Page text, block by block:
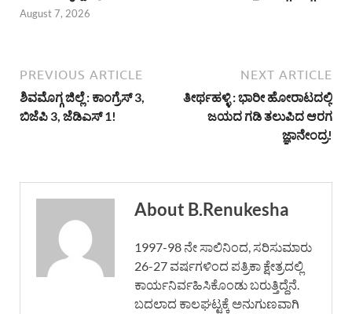
August 7, 2026
PREVIOUS ARTICLE
ಶಿವಮೊಗ್ಗ ಜಿಲ್ಲೆ : ಕಾಂಗ್ರೆಸ್ 3,
ಬಿಜೆಪಿ 3, ಜೆಡಿಎಸ್ 1!
NEXT ARTICLE
ತೀರ್ಥಹಳ್ಳಿ : ಭಾರೀ ಹೋರಾಟದಲ್ಲಿ
ಜಯದ ಗಡಿ ತಲುಪಿದ ಆರಗ
ಜ್ಞಾನೇಂದ್ರ!
About B.Renukesha
1997-98 ನೇ ಸಾಲಿನಿಂದ, ಸರಿಸುಮಾರು
26-27 ವರ್ಷಗಳಿಂದ ಪತ್ರಿಕಾ ಕ್ಷೇತ್ರದಲ್ಲಿ
ಕಾರ್ಯನಿರ್ವಹಿಸಿಕೊಂಡು ಬರುತ್ತಿದ್ದೆನೆ.
ಬದಲಾದ ಕಾಲಘಟ್ಟಕ್ಕೆ ಅನುಗುಣವಾಗಿ